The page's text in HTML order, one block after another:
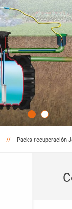
Packs recuperación